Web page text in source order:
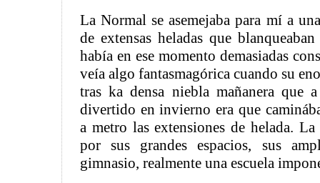
La Normal se asemejaba para mí a
de extensas heladas que
había en ese momento demasiadas
veía algo fantasmagórica cuando su
tras ka densa niebla mañanera que
divertido en invierno era que
a metro las extensiones de helada. La
por sus grandes espacios, sus
gimnasio, realmente una escuela